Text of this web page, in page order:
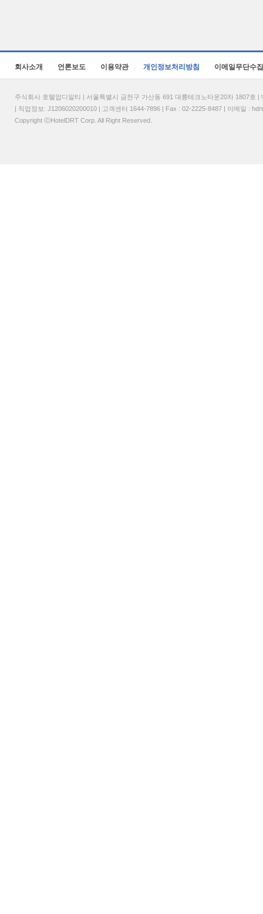
회사소개 언론보도 이용약관 개인정보처리방침 이메일무단수
주식회사 호텔업디알티 | 서울특별시 금천구 가산동 691 대륭테크노타운20차 1807
| 직업정보: J1206020200010 | 고객센터 1644-7896 | Fax : 02-2225-8487 | 이메일 :
Copyright ⓒHotelDRT Corp. All Right Reserved.